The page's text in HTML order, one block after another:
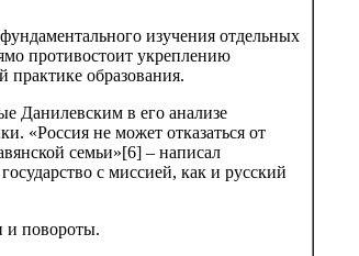
изучения отдельных
противостоит укреплению
практике образования.
Данилевским в его анализе
«Россия не может отказаться от
семьи»[6] – написал
с миссией, как и русский
и повороты.